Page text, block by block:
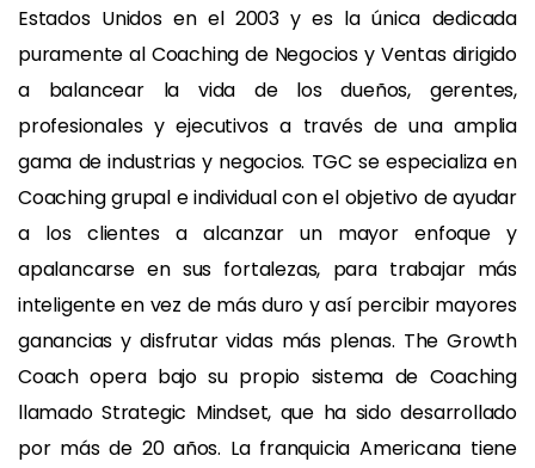
Estados Unidos en el 2003 y es la única dedicada
puramente al Coaching de Negocios y Ventas dirigido
a balancear la vida de los dueños, gerentes,
profesionales y ejecutivos a través de una amplia
gama de industrias y negocios. TGC se especializa en
Coaching grupal e individual con el objetivo de ayudar
a los clientes a alcanzar un mayor enfoque y
apalancarse en sus fortalezas, para trabajar más
inteligente en vez de más duro y así percibir mayores
ganancias y disfrutar vidas más plenas. The Growth
Coach opera bajo su propio sistema de Coaching
llamado Strategic Mindset, que ha sido desarrollado
por más de 20 años. La franquicia Americana tiene